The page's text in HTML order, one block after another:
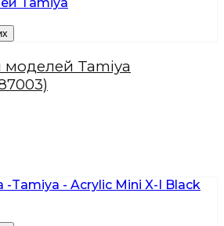
моделей Tamiya